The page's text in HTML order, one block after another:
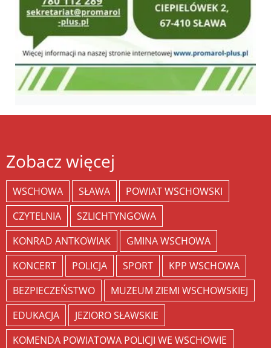
Zobacz więcej
WSCHOWA SŁAWA
POWIAT WSCHOWSKI
CZYTELNIA
SZLICHTYNGOWA
KONRAD ANTKOWIAK
GMINA WSCHOWA
KONCERT
POLICJA SPORT
KPP WSCHOWA
BEZPIECZEŃSTWO
MUZEUM ZIEMI WSCHOWSKIEJ
EDUKACJA
JEZIORO SŁAWSKIE
KOMENDA POWIATOWA POLICJI WE WSCHOWIE